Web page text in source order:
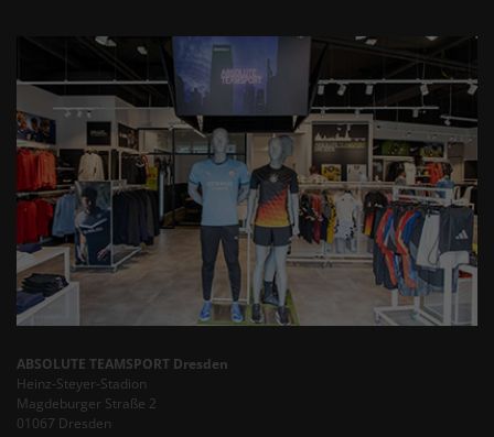
ABSOLUTE TEAMSPORT Dresden
Heinz-Steyer-Stadion
Magdeburger Straße 2
01067 Dresden